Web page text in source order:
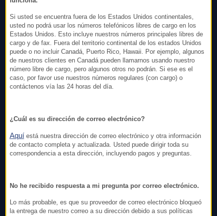
Si usted se encuentra fuera de los Estados Unidos continentales,
usted no podrá usar los números telefónicos libres de cargo en los
Estados Unidos. Esto incluye nuestros números principales libres de
cargo y de fax. Fuera del territorio continental de los estados Unidos
puede o no incluir Canadá, Puerto Rico, Hawaii. Por ejemplo, algunos
de nuestros clientes en Canadá pueden llamarnos usando nuestro
número libre de cargo, pero algunos otros no podrán. Si ese es el
caso, por favor use nuestros números regulares (con cargo) o
contáctenos vía las 24 horas del día.
¿Cuál es su dirección de correo electrónico?
Aquí está nuestra dirección de correo electrónico y otra información
de contacto completa y actualizada. Usted puede dirigir toda su
correspondencia a esta dirección, incluyendo pagos y preguntas.
No he recibido respuesta a mi pregunta por correo electrónico.
Lo más probable, es que su proveedor de correo electrónico bloqueó
la entrega de nuestro correo a su dirección debido a sus políticas